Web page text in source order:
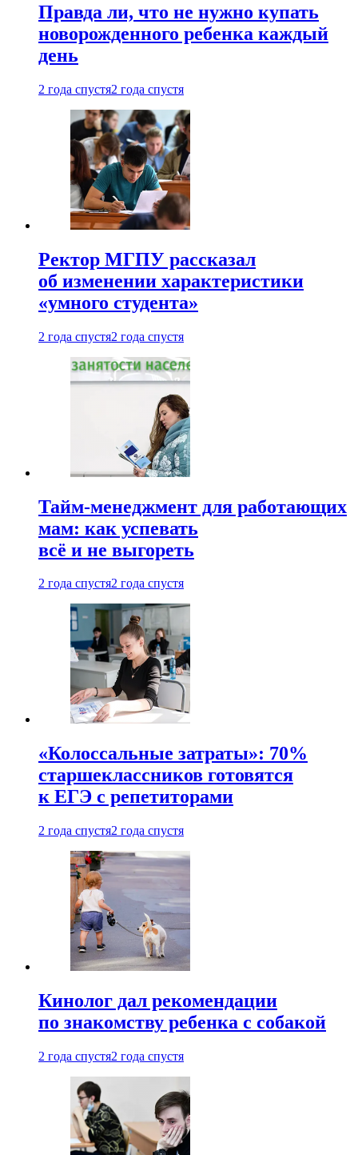
Правда ли, что не нужно купать
новорожденного ребенка каждый
день
2 года спустя2 года спустя
Ректор МГПУ рассказал
об изменении характеристики
«умного студента»
2 года спустя2 года спустя
Тайм-менеджмент для работающих
мам: как успевать
всё и не выгореть
2 года спустя2 года спустя
«Колоссальные затраты»: 70%
старшеклассников готовятся
к ЕГЭ с репетиторами
2 года спустя2 года спустя
Кинолог дал рекомендации
по знакомству ребенка с собакой
2 года спустя2 года спустя